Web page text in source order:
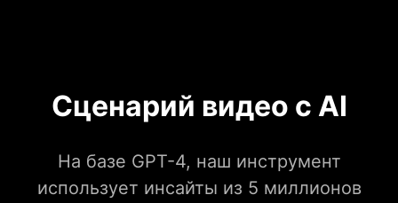
Сценарий видео с AI
На базе GPT-4, наш инструмент
использует инсайты из 5 миллионов